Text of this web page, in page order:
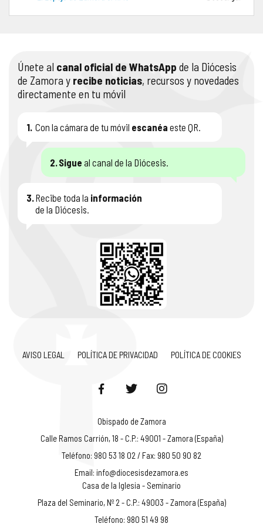
Únete al canal oficial de WhatsApp de la Diócesis
de Zamora y recibe noticias, recursos y novedades
directamente en tu móvil
1. Con la cámara de tu móvil escanéa este QR.
2.Sigue al canal de la Diócesis.
3.Recibe toda la información
de la Diócesis.
AVISO LEGAL POLÍTICA DE PRIVACIDAD POLÍTICA DE COOKIES
Obispado de Zamora
Calle Ramos Carrión, 18 - C.P.: 49001 - Zamora (España)
Teléfono: 980 53 18 02 / Fax: 980 50 90 82
Email: info@diocesisdezamora.es
Casa de la Iglesia - Seminario
Plaza del Seminario, Nº 2 - C.P.: 49003 - Zamora (España)
Teléfono: 980 51 49 98
PORTAL DE TRANSPARENCIA
APOSTOLADO SEGLAR
AUDIOS